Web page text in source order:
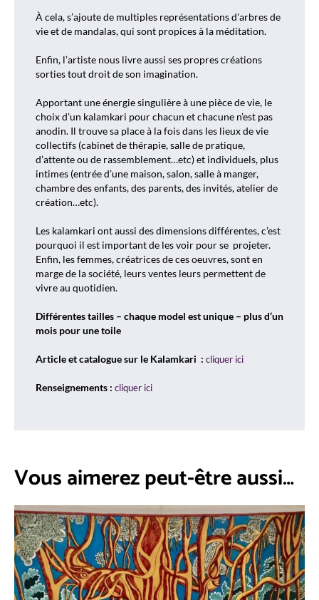
À cela, s’ajoute de multiples représentations d’arbres de
vie et de mandalas, qui sont propices à la méditation.
Enfin, l’artiste nous livre aussi ses propres créations
sorties tout droit de son imagination.
Apportant une énergie singulière à une pièce de vie, le
choix d’un kalamkari pour chacun et chacune n’est pas
anodin. Il trouve sa place à la fois dans les lieux de vie
collectifs (cabinet de thérapie, salle de pratique,
d’attente ou de rassemblement…etc) et individuels, plus
intimes (entrée d’une maison, salon, salle à manger,
chambre des enfants, des parents, des invités, atelier de
création…etc).
Les kalamkari ont aussi des dimensions différentes, c’est
pourquoi il est important de les voir pour se projeter.
Enfin, les femmes, créatrices de ces oeuvres, sont en
marge de la société, leurs ventes leurs permettent de
vivre au quotidien.
Différentes tailles – chaque model est unique – plus d’un
mois pour une toile
Article et catalogue sur le Kalamkari : cliquer ici
Renseignements : cliquer ici
Vous aimerez peut-être aussi…